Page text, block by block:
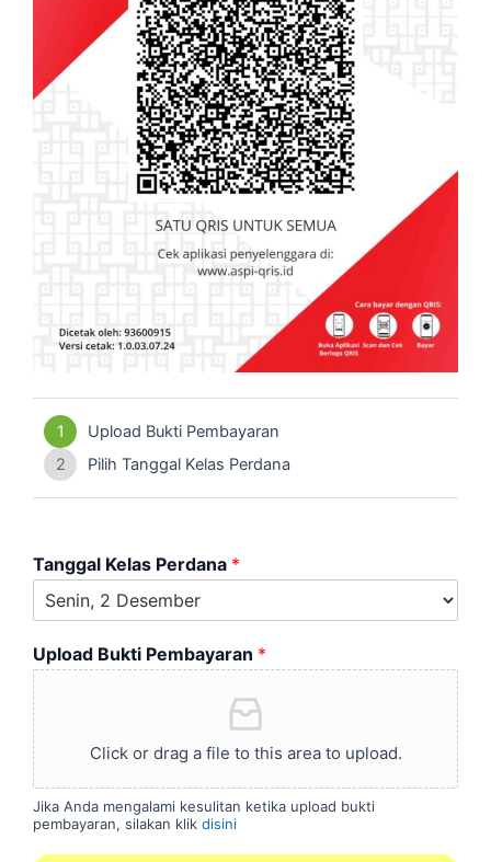
1
Upload Bukti Pembayaran
2
Pilih Tanggal Kelas Perdana
Tanggal Kelas Perdana *
Upload Bukti Pembayaran *
Click or drag a file to this area to upload.
Jika Anda mengalami kesulitan ketika upload bukti
pembayaran, silakan klik disini